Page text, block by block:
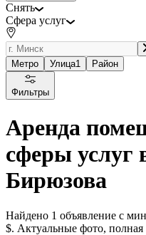
Снять
Сфера услуг
Метро Улица1 Район
Фильтры
Аренда
сферы услуг
Бирюзова
Найдено 1 объявление с
$. Актуальные фото,